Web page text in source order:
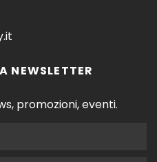
NEWSLETTER
promozioni, eventi.